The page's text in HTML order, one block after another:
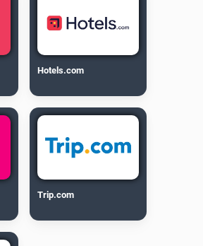
Hotels.com
Trip.com